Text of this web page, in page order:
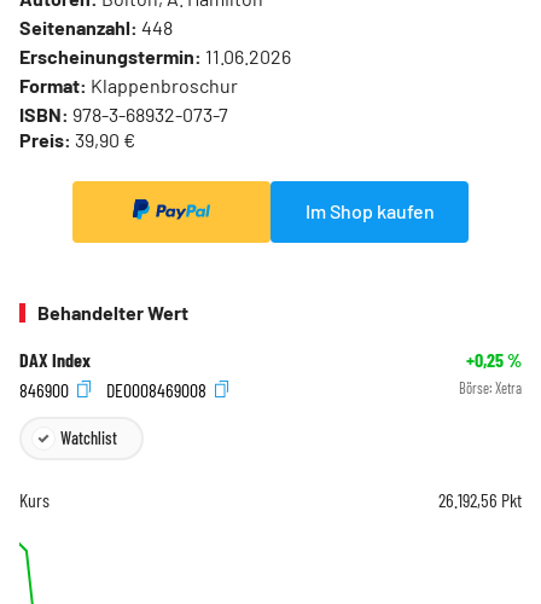
Seitenanzahl: 448
Erscheinungstermin: 11.06.2026
Format: Klappenbroschur
ISBN: 978-3-68932-073-7
Preis: 39,90 €
Im Shop kaufen
Behandelter Wert
DAX Index +0,25%
846900
DE0008469008 Börse: Xetra
Watchlist
Kurs 26.192,56 Pkt